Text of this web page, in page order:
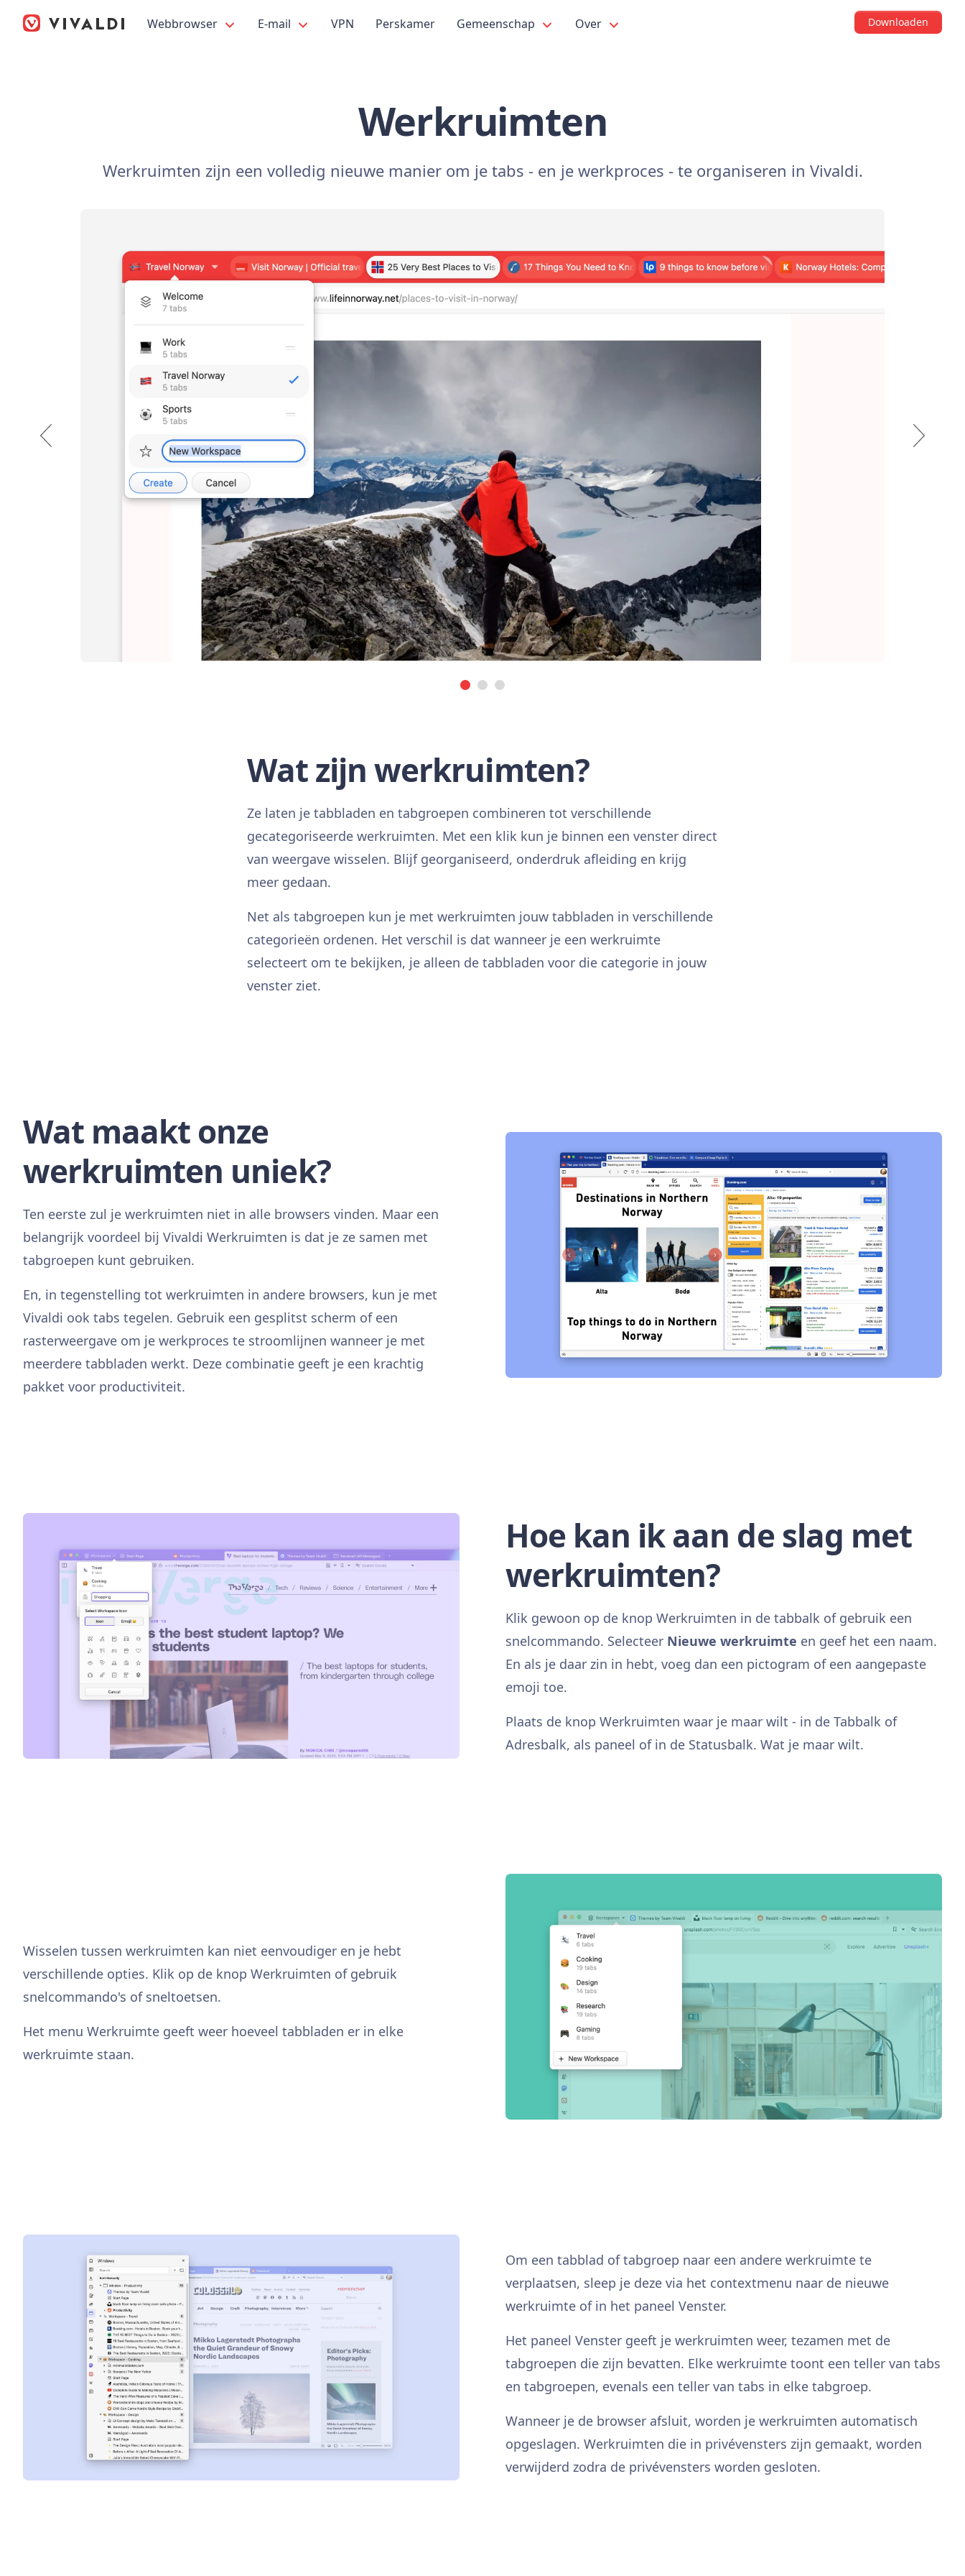
Webbrowser E-mail VPN Perskamer Gemeenschap Over Downloaden
Werkruimten
Werkruimten zijn een volledig nieuwe manier om je tabs - en je werkproces - te organiseren in Vivaldi.
Wat zijn werkruimten?
Ze laten je tabbladen en tabgroepen combineren tot verschillende
gecategoriseerde werkruimten. Met een klik kun je binnen een venster direct
van weergave wisselen. Blijf georganiseerd, onderdruk afleiding en krijg
meer gedaan.
Net als tabgroepen kun je met werkruimten jouw tabbladen in verschillende
categorieën ordenen. Het verschil is dat wanneer je een werkruimte
selecteert om te bekijken, je alleen de tabbladen voor die categorie in jouw
venster ziet.
Wat maakt onze
werkruimten uniek?
Ten eerste zul je werkruimten niet in alle browsers vinden. Maar een
belangrijk voordeel bij Vivaldi Werkruimten is dat je ze samen met
tabgroepen kunt gebruiken.
En, in tegenstelling tot werkruimten in andere browsers, kun je met
Vivaldi ook tabs tegelen. Gebruik een gesplitst scherm of een
rasterweergave om je werkproces te stroomlijnen wanneer je met
meerdere tabbladen werkt. Deze combinatie geeft je een krachtig
pakket voor productiviteit.
Hoe kan ik aan de slag met
werkruimten?
Klik gewoon op de knop Werkruimten in de tabbalk of gebruik een
snelcommando. Selecteer Nieuwe werkruimte en geef het een naam.
En als je daar zin in hebt, voeg dan een pictogram of een aangepaste
emoji toe.
Plaats de knop Werkruimten waar je maar wilt - in de Tabbalk of
Adresbalk, als paneel of in de Statusbalk. Wat je maar wilt.
Wisselen tussen werkruimten kan niet eenvoudiger en je hebt
verschillende opties. Klik op de knop Werkruimten of gebruik
snelcommando's of sneltoetsen.
Het menu Werkruimte geeft weer hoeveel tabbladen er in elke
werkruimte staan.
Om een tabblad of tabgroep naar een andere werkruimte te
verplaatsen, sleep je deze via het contextmenu naar de nieuwe
werkruimte of in het paneel Venster.
Het paneel Venster geeft je werkruimten weer, tezamen met de
tabgroepen die zijn bevatten. Elke werkruimte toont een teller van tabs
en tabgroepen, evenals een teller van tabs in elke tabgroep.
Wanneer je de browser afsluit, worden je werkruimten automatisch
opgeslagen. Werkruimten die in privévensters zijn gemaakt, worden
verwijderd zodra de privévensters worden gesloten.